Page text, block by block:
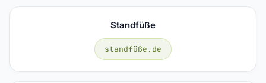
Standfüße
standfüße.de